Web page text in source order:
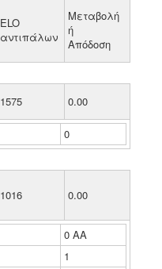
ELO
αντιπάλων
Μεταβολή
ή
Απόδοση
1575 0.00
0
1016 0.00
0 ΑΑ
1